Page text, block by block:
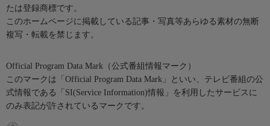
たは登録商標です。
このホームページに掲載している記事・写真等あらゆる素材の無断
複写・転載を禁じます。
Official Program Data Mark（公式番組情報マーク）
このマークは「Official Program Data Mark」といい、テレビ番組の公
式情報である「SI(Service Information)情報」を利用したサービスに
のみ表記が許されているマークです。